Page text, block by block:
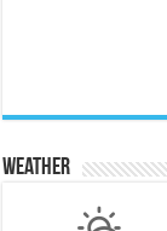
Weather